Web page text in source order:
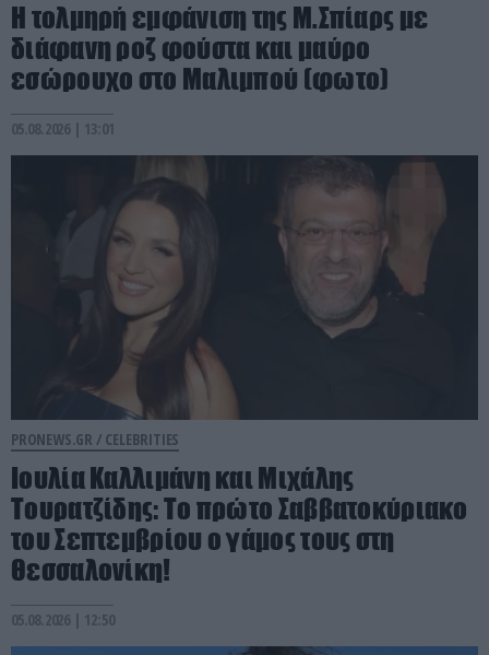
Η τολμηρή εμφάνιση της Μ.Σπίαρς με
διάφανη ροζ φούστα και μαύρο
εσώρουχο στο Μαλιμπού (φωτο)
05.08.2026 | 13:01
PRONEWS.GR / CELEBRITIES
Ιουλία Καλλιμάνη και Μιχάλης
Τουρατζίδης: Το πρώτο Σαββατοκύριακο
του Σεπτεμβρίου ο γάμος τους στη
Θεσσαλονίκη!
05.08.2026 | 12:50